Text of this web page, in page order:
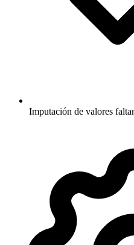
Imputación de valores